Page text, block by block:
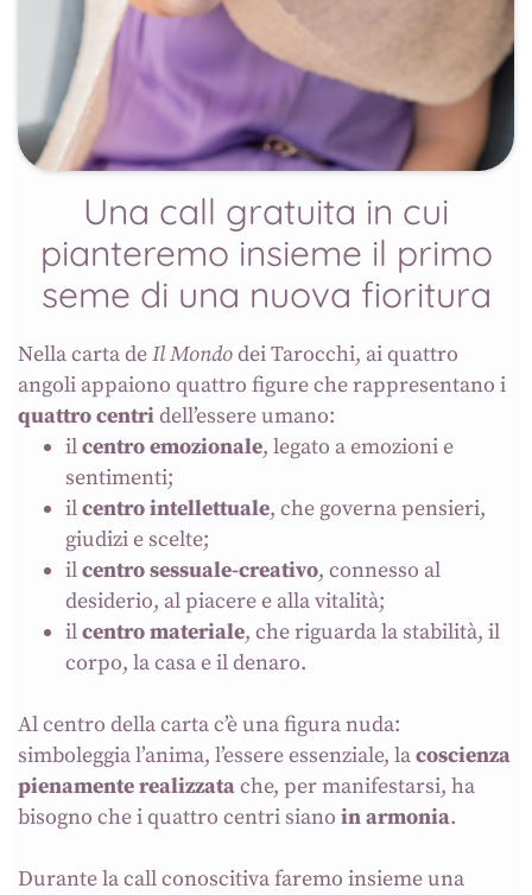
Una call gratuita in cui
pianteremo insieme il primo
seme di una nuova fioritura
Nella carta deIl Mondodei Tarocchi, ai quattro
angoli appaiono quattro figure che rappresentano i
quattro centridell’essere umano:
ilcentro emozionale, legato a emozioni e
sentimenti;
ilcentro intellettuale, che governa pensieri,
giudizi e scelte;
ilcentro sessuale-creativo, connesso al
desiderio, al piacere e alla vitalità;
ilcentro materiale, che riguarda la stabilità, il
corpo, la casa e il denaro.
Al centro della carta c’è una figura nuda:
simboleggia l’anima, l’essere essenziale, lacoscienza
pienamente realizzatache, per manifestarsi, ha
bisogno che i quattro centri siano in armonia.
Durante la call conoscitiva faremo insieme una